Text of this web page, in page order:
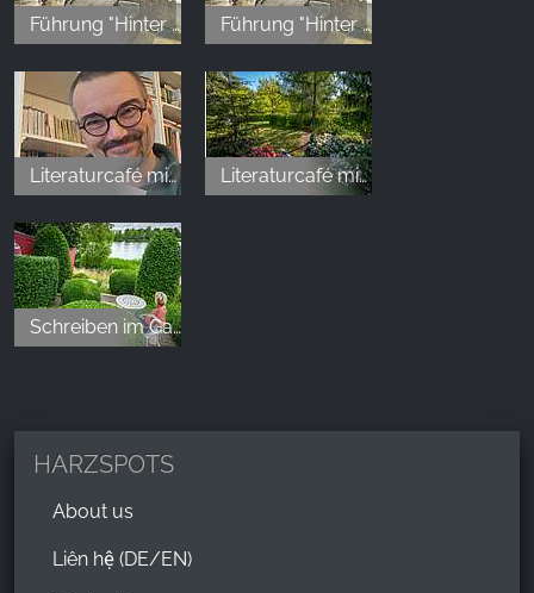
Zusatzkosten, zum Beispiel für die Murmelbahn
oder für das Futter im Tiergehege liegen bei 1-2€.
Allerdings muss Münzgeld mitgebracht werden! Mit
Scheinen bist Du aufgeschmissen, 1€ und 2€
Münzen sollten in ausreichender Anzahl mitgeführt
werden! Es gibt mindestens zwei Wasserspielplätze,
also achtet auf Wechselkleidung oder zumindest
ausgeliehen werden, sehr praktisch. Wir haben nur
ca. die Hälfte des Geländes erkunden können, daher
kann ich zu den nicht besuchten Plätzen
logischerweise nichts sagen. Definitiv, sollten wir
Führung "Hinter den Kulissen im Kleinen Harz" (4) Führung "Hinter den Kulissen im Kleinen Harz" (5)
Literaturcafé mit Carsten Kiehne Literaturcafé mit Dr. Jana Kittelmann
Schreiben im Garten (5)
HARZSPOTS
About us
Liên hệ (DE/EN)